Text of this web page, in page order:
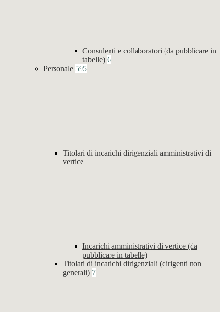
Consulenti e collaboratori (da pubblicare in
tabelle) 6
Personale 595
Titolari di incarichi dirigenziali amministrativi di
vertice
Incarichi amministrativi di vertice (da
pubblicare in tabelle)
Titolari di incarichi dirigenziali (dirigenti non
generali) 7